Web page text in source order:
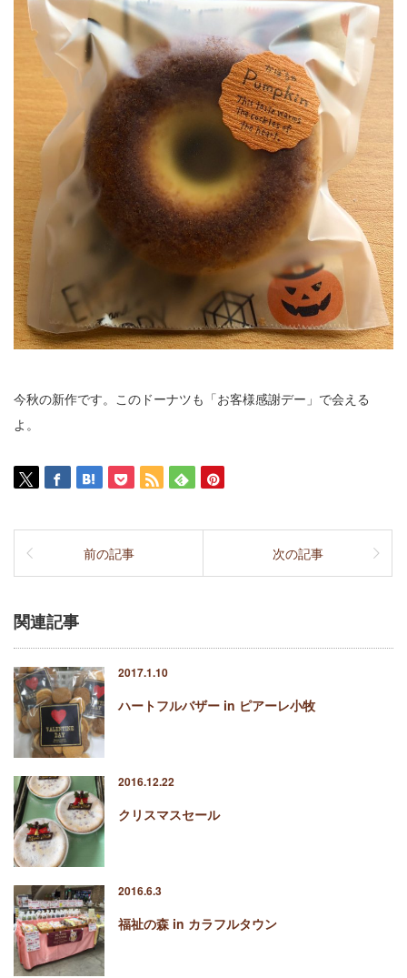
今秋の新作です。このドーナツも「お客様感謝デー」で会える
よ。
前の記事 次の記事
関連記事
2017.1.10
ハートフルバザー in ピアーレ小牧
2016.12.22
クリスマスセール
2016.6.3
福祉の森 in カラフルタウン